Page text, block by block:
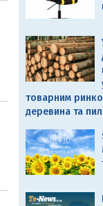
товарним
деревина та